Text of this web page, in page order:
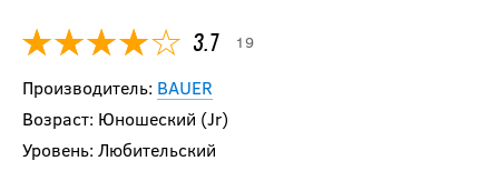
3.7 19
Производитель: BAUER
Возраст: Юношеский (Jr)
Уровень: Любительский